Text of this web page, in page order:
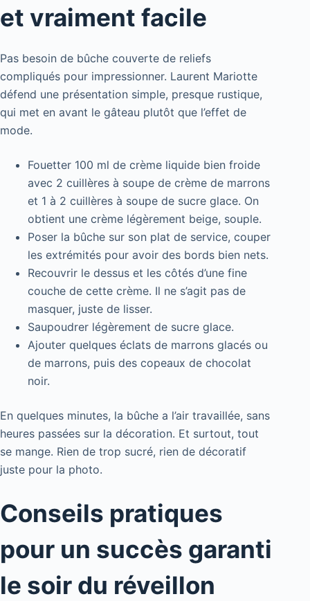
et vraiment facile
Pas besoin de bûche couverte de reliefs
compliqués pour impressionner. Laurent Mariotte
défend une présentation simple, presque rustique,
qui met en avant le gâteau plutôt que l’effet de
mode.
Fouetter 100 ml de crème liquide bien froide
avec 2 cuillères à soupe de crème de marrons
et 1 à 2 cuillères à soupe de sucre glace. On
obtient une crème légèrement beige, souple.
Poser la bûche sur son plat de service, couper
les extrémités pour avoir des bords bien nets.
Recouvrir le dessus et les côtés d’une fine
couche de cette crème. Il ne s’agit pas de
masquer, juste de lisser.
Saupoudrer légèrement de sucre glace.
Ajouter quelques éclats de marrons glacés ou
de marrons, puis des copeaux de chocolat
noir.
En quelques minutes, la bûche a l’air travaillée, sans
heures passées sur la décoration. Et surtout, tout
se mange. Rien de trop sucré, rien de décoratif
juste pour la photo.
Conseils pratiques
pour un succès garanti
le soir du réveillon